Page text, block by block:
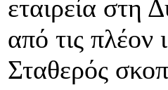
εταιρεία στη
από τις πλέον
Σταθερός